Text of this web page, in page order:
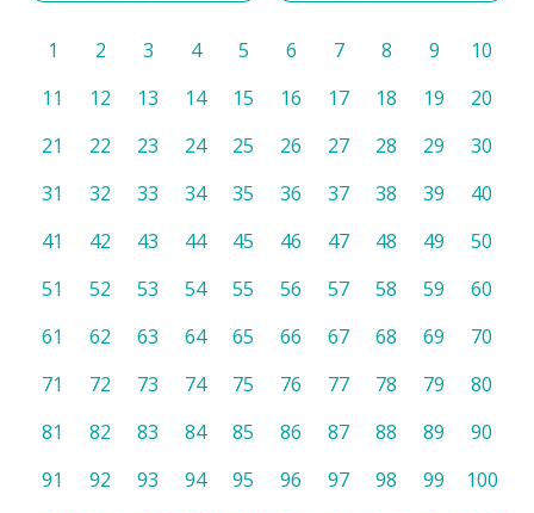
1 2 3 4 5 6 7 8 9
10
11
12 13 14 15 16 17 18 19
20
21
22 23 24 25 26 27 28 29
30
31
32 33 34 35 36 37 38 39
40
41
42 43 44 45 46 47 48 49
50
51
52 53 54 55 56 57 58 59
60
61
62 63 64 65 66 67 68 69
70
71
72 73 74 75 76 77 78 79
80
81
82 83 84 85 86 87 88 89
90
91
92 93 94 95 96 97 98 99
100